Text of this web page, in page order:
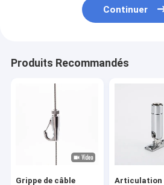
Continuer
Produits Recommandés
Grippe de câble Articulation